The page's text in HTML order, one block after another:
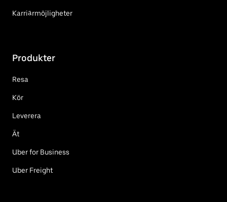
Karriärmöjligheter
Produkter
Resa
Kör
Leverera
Ät
Uber for Business
Uber Freight